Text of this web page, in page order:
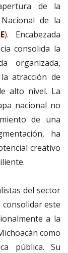
de la
de la
). Encabezada
consolida la
organizada,
atracción de
alto nivel. La
nacional no
de una
ha
creativo
del sector
este
a la
como
pública. Su